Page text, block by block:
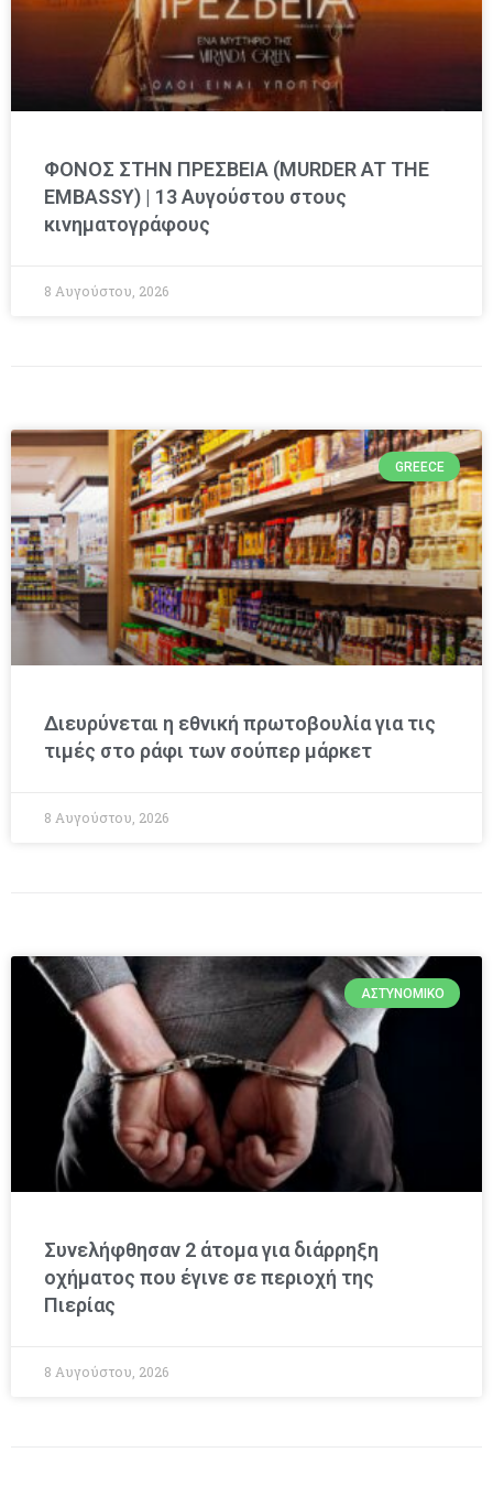
ΦΟΝΟΣ ΣΤΗΝ ΠΡΕΣΒΕΙΑ (MURDER AT THE
EMBASSY) | 13 Αυγούστου στους
κινηματογράφους
8 Αυγούστου, 2026
GREECE
Διευρύνεται η εθνική πρωτοβουλία για τις
τιμές στο ράφι των σούπερ μάρκετ
8 Αυγούστου, 2026
ΑΣΤΥΝΟΜΙΚΌ
Συνελήφθησαν 2 άτομα για διάρρηξη
οχήματος που έγινε σε περιοχή της
Πιερίας
8 Αυγούστου, 2026